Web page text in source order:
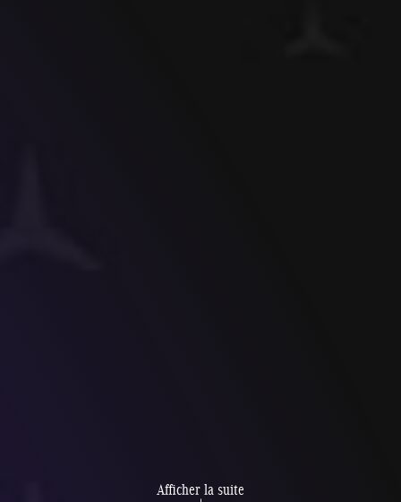
Afficher la suite